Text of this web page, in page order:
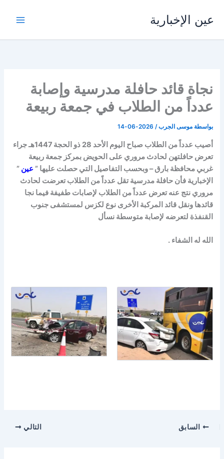
المحتوى
عين الإخبارية
نجاة قائد حافلة مدرسية وإصابة
عدداً من الطلاب في جمعة ربيعة
بواسطة موسى الجرب/
2026-06-14
أصيب عدداً من الطلاب صباح اليوم الأحد 28 ذو الحجة 1447هـ جراء
تعرض حافلتهن لحادث مروري على الحويض بمركز جمعة ربيعة
غربي محافظة بارق – وبحسب التفاصيل التي حصلت عليها ” عين ”
الإخبارية فأن حافلة مدرسية تقل عدداً من الطلاب تعرضت لحادث
مروري نتج عنه تعرض عدداً من الطلاب لإصابات طفيفة فيما نجا
قائدها ونقل قائد المركبة الأخرى نوع لكزس لمستشفى جنوب
القنفذة لتعرضه لإصابة متوسطة نسأل
الله له الشفاء .
السابق التالي